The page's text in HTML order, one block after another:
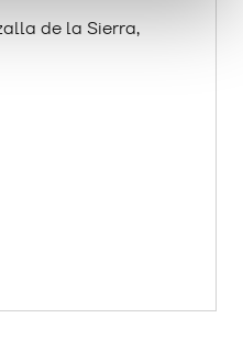
de la Sierra,